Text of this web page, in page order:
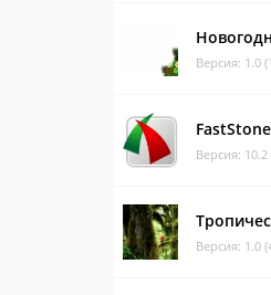
Версия: 1.0
Версия:
Версия: 1.0